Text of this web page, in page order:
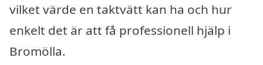
vilket värde en taktvätt kan ha och hur
enkelt det är att få professionell hjälp i
Bromölla.